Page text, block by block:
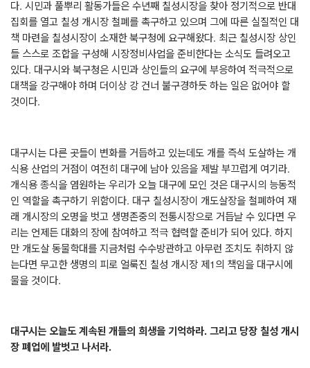
다. 시민과 풀뿌리 활동가들은 수년째 칠성시장을 찾아 정기적으로 반대
집회를 열고 칠성 개시장 철폐를 촉구하고 있으며 그에 따른 실질적인 대
책 마련을 칠성시장이 소재한 북구청에 요구해왔다. 최근 칠성시장 상인
들 스스로 조합을 구성해 시장정비사업을 준비한다는 소식도 들려오고
있다. 대구시와 북구청은 시민과 상인들의 요구에 부응하여 적극적으로
대책을 강구해야 하며 더이상 강 건너 불구경하듯 하는 일은 없어야 할
것이다.
대구시는 다른 곳들이 변화를 거듭하고 있는데도 개를 즉석 도살하는 개
식용 산업의 거점이 여전히 대구에 남아 있음을 제발 부끄럽게 여기라.
개식용 종식을 염원하는 우리가 오늘 대구에 모인 것은 대구시의 능동적
인 역할을 촉구하기 위함이다. 대구 칠성시장이 개도살장을 철폐하여 재
래 개시장의 오명을 벗고 생명존중의 전통시장으로 거듭날 수 있다면 우
리는 언제든 대화의 장에 참여하고 적극 협력할 준비가 되어 있다. 하지
만 개도살 동물학대를 지금처럼 수수방관하고 아무런 조치도 취하지 않
는다면 무고한 생명의 피로 얼룩진 칠성 개시장 제1의 책임을 대구시에
물을 것이다.
대구시는 오늘도 계속된 개들의 희생을 기억하라.그리고 당장 칠성 개시
장 폐업에 발벗고 나서라.